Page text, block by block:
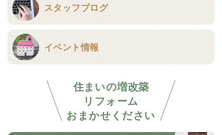
スタッフブログ
イベント情報
住まいの増改築
リフォーム
おまかせください